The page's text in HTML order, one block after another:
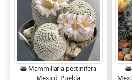
Mammillaria pectinifera
Mexicó, Puebla